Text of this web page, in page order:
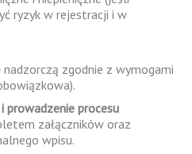
ryzyk w rejestracji i w
nadzorczą zgodnie z wymogami
prowadzenie procesu
załączników oraz
wpisu.